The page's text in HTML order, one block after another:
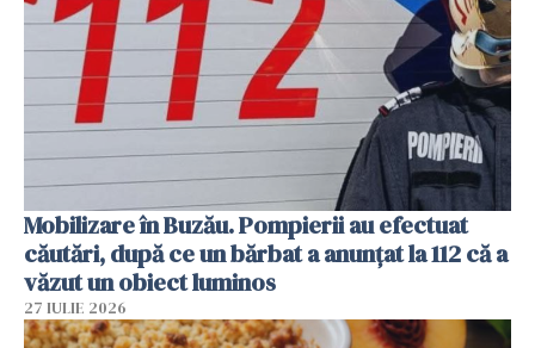
Mobilizare în Buzău. Pompierii au efectuat
căutări, după ce un bărbat a anunțat la 112 că a
văzut un obiect luminos
27 IULIE 2026